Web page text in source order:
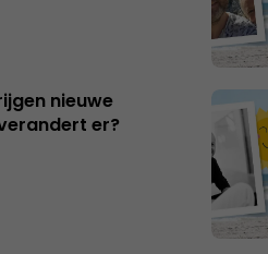
nieuwe
er?